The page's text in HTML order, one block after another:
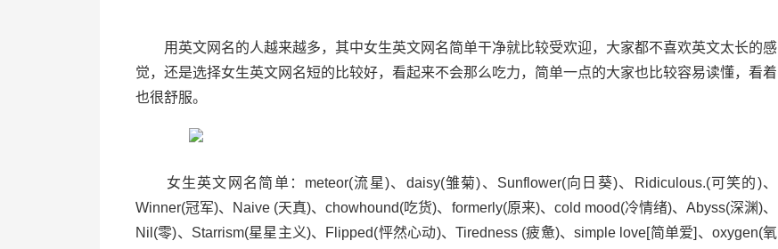
用英文网名的人越来越多，其中女生英文网名简单干净就比较受欢迎，大家都不喜欢英文太长的感
觉，还是选择女生英文网名短的比较好，看起来不会那么吃力，简单一点的大家也比较容易读懂，看着
也很舒服。
女生英文网名简单：meteor(流星)、daisy(雏菊)、Sunflower(向日葵)、Ridiculous.(可笑的)、
Winner(冠军)、Naive (天真)、chowhound(吃货)、formerly(原来)、cold mood(冷情绪)、Abyss(深渊)、
Nil(零)、Starrism(星星主义)、Flipped(怦然心动)、Tiredness (疲惫)、simple love[简单爱]、oxygen(氧